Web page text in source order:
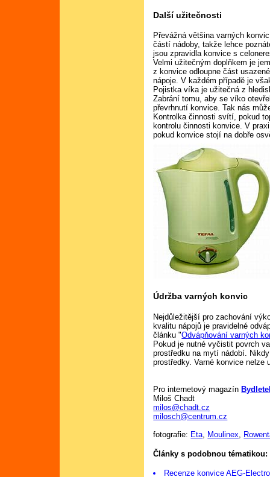
Další užitečnosti
Převážná většina varných
částí nádoby, takže lehce
jsou zpravidla konvice s
Velmi užitečným doplňkem je
z konvice odloupne část
nápoje. V každém případě je
Pojistka víka je užitečná z
Zabrání tomu, aby se víko
převrhnutí konvice. Tak nás
Kontrolka činnosti svítí, pokud
kontrolu činnosti konvice. V
pokud konvice stojí na dobře
Údržba varných konvic
Nejdůležitější pro zachování
kvalitu nápojů je pravidelné
článku "Odvápňování varných
Pokud je nutné vyčistit povrch
prostředku na mytí nádobí.
prostředky. Varné konvice
Pro internetový magazín
Miloš Chadt
milos@chadt.cz
milosch@centrum.cz
fotografie: Eta Moulinex
Články s podobnou tématikou:
Recenze konvice AEG-